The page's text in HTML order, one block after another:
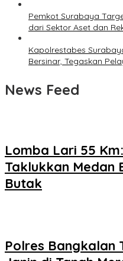
Pemkot Surabaya
dari Sektor Aset dan
Kapolrestabes
Bersinar, Tegaskan
News Feed
Lomba Lari 55
Taklukkan Medan
Butak
Polres Bangkalan